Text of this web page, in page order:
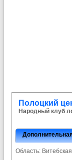
Полоцкий
Народный клуб
Область: Витебская